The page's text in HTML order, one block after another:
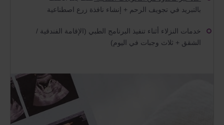
بالتبريد في تجويف الرحم + إنشاء نافذة زرع اصطناعية
خدمات النزلاء أثناء تنفيذ البرنامج الطبي (الإقامة الفندقية /
الشقق + ثلاث وجبات في اليوم)